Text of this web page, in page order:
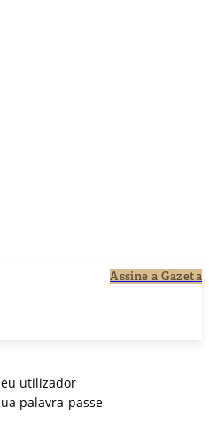
Assine a Gazeta
utilizador
palavra-passe